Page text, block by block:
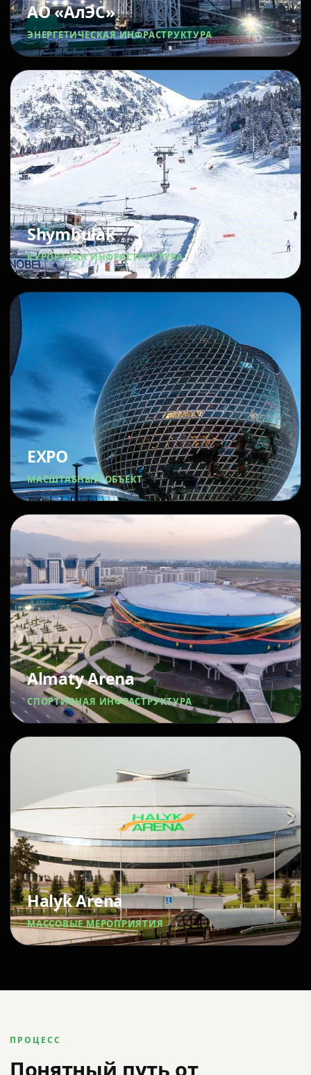
АО «АлЭС»
ЭНЕРГЕТИЧЕСКАЯ ИНФРАСТРУКТУРА
Shymbulak
КУРОРТНАЯ ИНФРАСТРУКТУРА
EXPO
МАСШТАБНЫЙ ОБЪЕКТ
Almaty Arena
СПОРТИВНАЯ ИНФРАСТРУКТУРА
Halyk Arena
МАССОВЫЕ МЕРОПРИЯТИЯ
ПРОЦЕСС
Понятный путь от